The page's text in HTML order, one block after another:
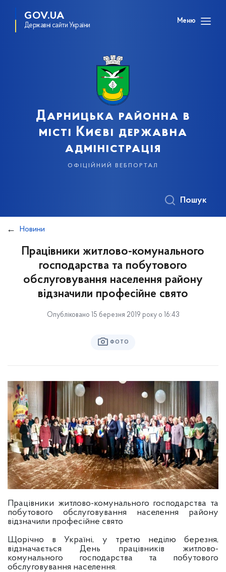
GOV.UA
Державні сайти України
Меню
Дарницька районна в
місті Києві державна
адміністрація
офіційний вебпортал
Пошук
Новини
Працівники житлово-комунального
господарства та побутового
обслуговування населення району
відзначили професійне свято
Опубліковано 15 березня 2019 року о 16:43
ФОТО
Працівники житлово-комунального господарства та
побутового обслуговування населення району
відзначили професійне свято
Щорічно в Україні, у третю неділю березня,
відзначається День працівників житлово-
комунального господарства та побутового
обслуговування населення.